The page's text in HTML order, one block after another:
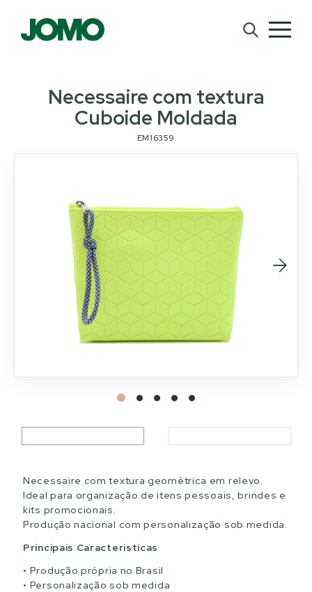
Necessaire com textura
Cuboide Moldada
EM16359
Necessaire com textura geométrica em relevo.
Ideal para organização de itens pessoais, brindes e
kits promocionais.
Produção nacional com personalização sob medida.
Principais Características
Produção própria no Brasil
Personalização sob medida